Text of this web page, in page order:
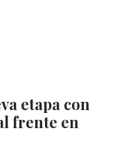
etapa con
frente en